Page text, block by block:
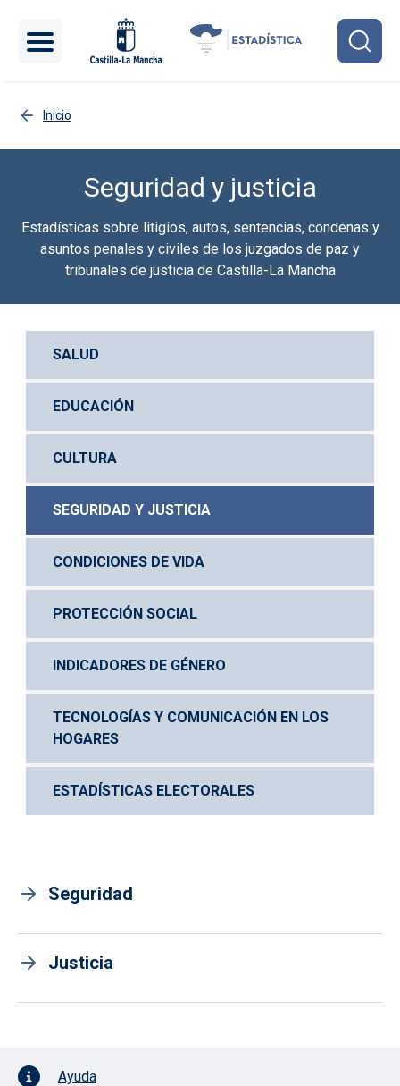
Inicio
Seguridad y justicia
Estadísticas sobre litigios, autos, sentencias, condenas y
asuntos penales y civiles de los juzgados de paz y
tribunales de justicia de Castilla-La Mancha
SALUD
EDUCACIÓN
CULTURA
SEGURIDAD Y JUSTICIA
CONDICIONES DE VIDA
PROTECCIÓN SOCIAL
INDICADORES DE GÉNERO
TECNOLOGÍAS Y COMUNICACIÓN EN LOS
HOGARES
ESTADÍSTICAS ELECTORALES
Seguridad
Justicia
Pie de página con iconos
Ayuda